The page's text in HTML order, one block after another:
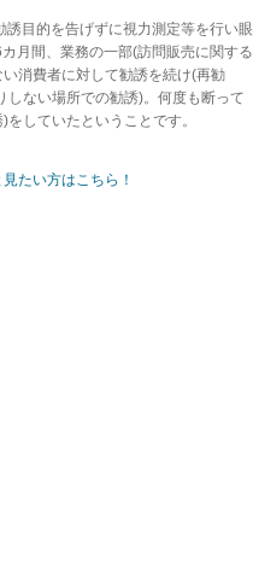
目的を告げずに視力測定等を行い眼
月間、業務の一部(訪問販売に関する
消費者に対して勧誘を続け(再勧
ない場所での勧誘)。何度も断って
していたということです。
たい方はこちら！